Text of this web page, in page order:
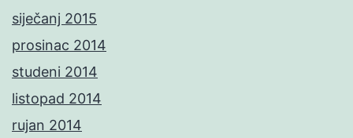
siječanj 2015
prosinac 2014
studeni 2014
listopad 2014
rujan 2014